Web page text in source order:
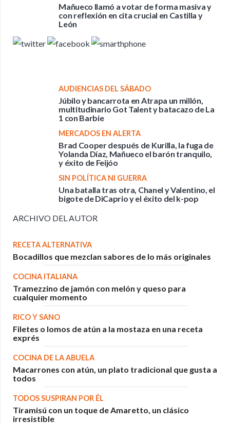
Mañueco llamó a votar de forma masiva y
con reflexión en cita crucial en Castilla y
León
AUDIENCIAS DEL SÁBADO
Júbilo y bancarrota en Atrapa un millón,
multitudinario Got Talent y batacazo de La
1 con Barbie
MERCADOS EN ALERTA
Brad Cooper después de Kurilla, la fuga de
Yolanda Díaz, Mañueco el barón tranquilo,
y éxito de Feijóo
SIN POLÍTICA NI GUERRA
Una batalla tras otra, Chanel y Valentino, el
bigote de DiCaprio y el éxito del k-pop
ARCHIVO DEL AUTOR
RECETA ALTERNATIVA
Bocadillos que mezclan sabores de lo más originales
COCINA ITALIANA
Tramezzino de jamón con melón y queso para
cualquier momento
RICO Y SANO
Filetes o lomos de atún a la mostaza en una receta
exprés
COCINA DE LA ABUELA
Macarrones con atún, un plato tradicional que gusta a
todos
TODOS SUSPIRAN POR ÉL
Tiramisú con un toque de Amaretto, un clásico
irresistible